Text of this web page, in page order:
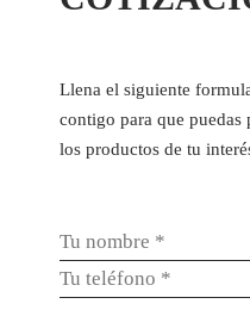
Llena el siguiente
contigo para que puedas
los productos de tu